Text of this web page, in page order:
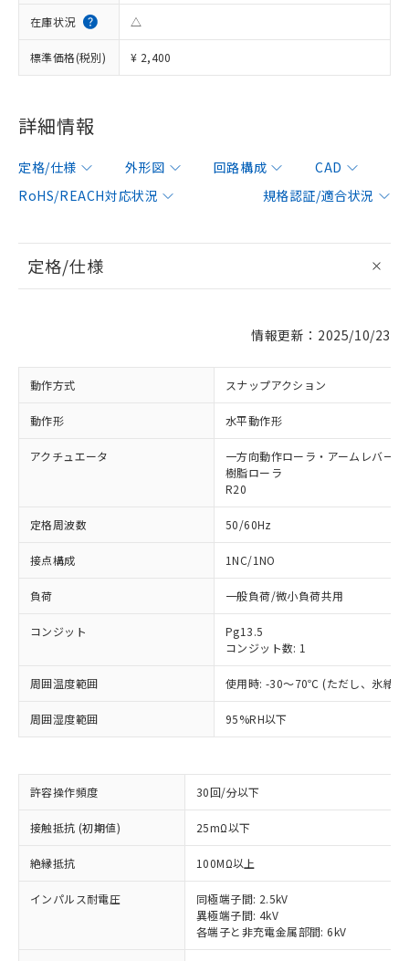
在庫状況 △
標準価格(税別) ¥ 2,400
詳細情報
定格/仕様 外形図 回路構成
CAD
RoHS/REACH対応状況
規格認証/適合状況
定格/仕様
情報更新：2025/10/23
動作方式 スナップアクション
動作形 水平動作形
アクチュエータ
一方向動作ローラ・アームレバー
樹脂ローラ
R20
定格周波数 50/60Hz
接点構成 1NC/1NO
負荷 一般負荷/微小負荷共用
コンジット
Pg13.5
コンジット数: 1
周囲温度範囲 使用時: -30～70℃ (ただし、氷結し
周囲湿度範囲 95%RH以下
許容操作頻度 30回/分以下
接触抵抗 (初期値) 25mΩ以下
絶縁抵抗 100MΩ以上
インパルス耐電圧
同極端子間: 2.5kV
異極端子間: 4kV
各端子と非充電金属部間: 6kV
ご利用条件
※1 対応状況
対応済み：EU RoHS指令（10物質）の
非含有に対応した製品が提供可能な商品で
対応予定：EU RoHS指令（10物質）の非含
有に対応した製品に切り替える予定のある